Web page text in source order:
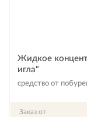
Жидкое
игла"
средство от
Заказ от